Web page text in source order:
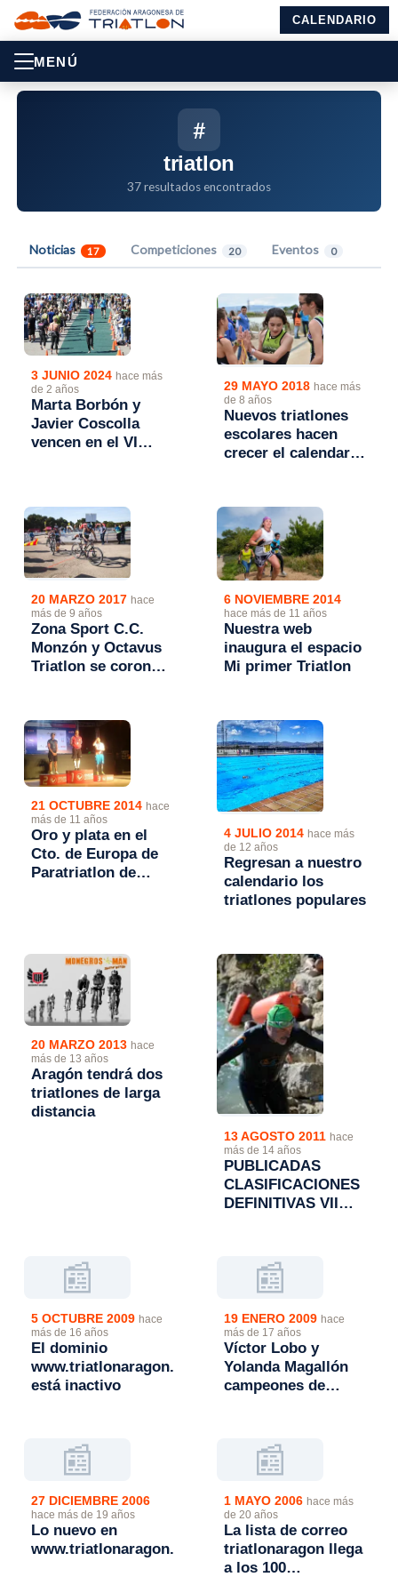
CALENDARIO
MENÚ
#
triatlon
37 resultados encontrados
Noticias 17 Competiciones 20 Eventos 0
3 JUNIO 2024 hace más
de 2 años
Marta Borbón y
Javier Coscolla
vencen en el VI
29 MAYO 2018 hace más
de 8 años
Nuevos triatlones
escolares hacen
crecer el calendario
20 MARZO 2017 hace
más de 9 años
Zona Sport C.C.
Monzón y Octavus
Triatlon se coronan
6 NOVIEMBRE 2014
hace más de 11 años
Nuestra web
inaugura el espacio
Mi primer Triatlon
21 OCTUBRE 2014 hace
más de 11 años
Oro y plata en el
Cto. de Europa de
Paratriatlon de
4 JULIO 2014 hace más
de 12 años
Regresan a nuestro
calendario los
triatlones populares
20 MARZO 2013 hace
más de 13 años
Aragón tendrá dos
triatlones de larga
distancia
13 AGOSTO 2011 hace
más de 14 años
PUBLICADAS
CLASIFICACIONES
DEFINITIVAS VII
CAMPEONATO DE
ARGON
📰
5 OCTUBRE 2009 hace
más de 16 años
El dominio
www.triatlonaragon.org
está inactivo
📰
19 ENERO 2009 hace
más de 17 años
Víctor Lobo y
Yolanda Magallón
campeones de
📰
27 DICIEMBRE 2006
hace más de 19 años
Lo nuevo en
www.triatlonaragon.org
📰
1 MAYO 2006 hace más
de 20 años
La lista de correo
triatlonaragon llega
a los 100